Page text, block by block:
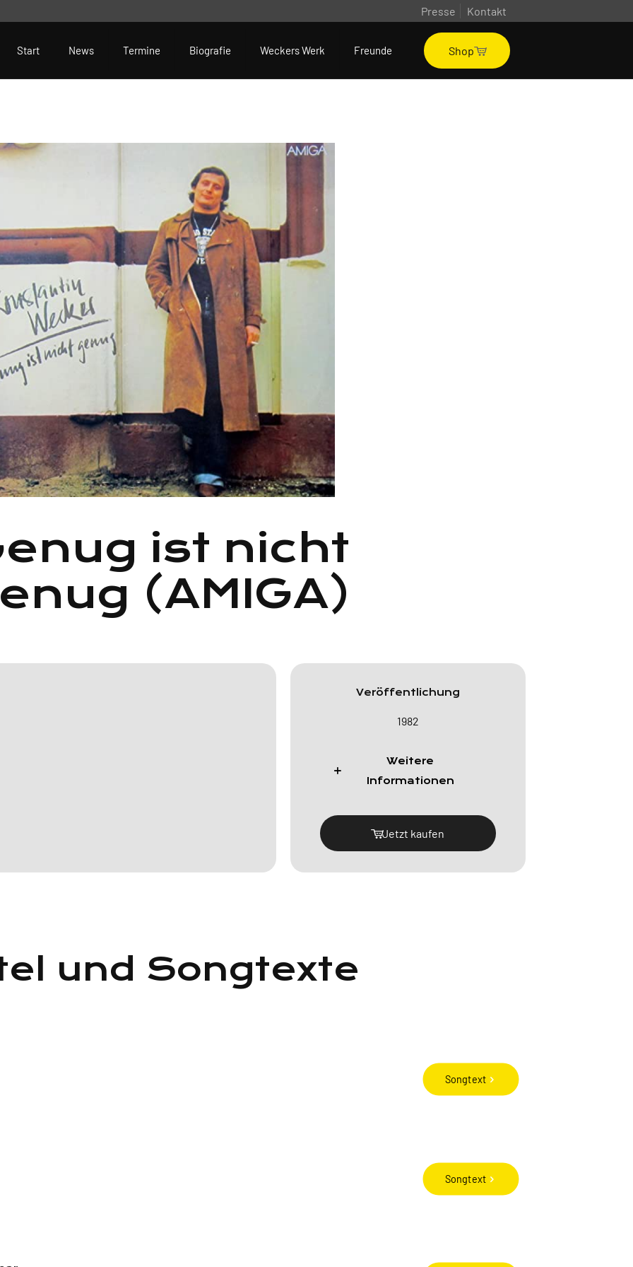
Presse Kontakt
Start News Termine Biografie Weckers Werk Freunde Shop
ist nicht
(AMIGA)
Veröffentlichung
1982
Weitere
Informationen
Jetzt kaufen
und Songtexte
Songtext
Songtext